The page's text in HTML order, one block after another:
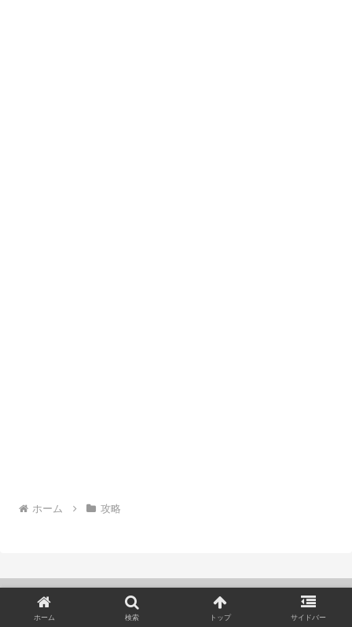
ホーム 攻略
ホーム 検索 トップ サイドバー